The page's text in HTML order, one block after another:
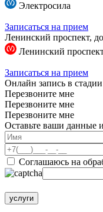
Электросила
Записаться на прием
Ленинский проспект,
Ленинский
Записаться на прием
Онлайн запись в
Перезвоните мне
Перезвоните мне
Перезвоните мне
Оставьте ваши данные
Соглашаюсь на
услуги